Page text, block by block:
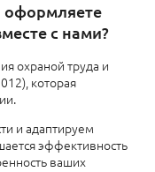
оформляете
с нами?
охраной труда и
которая
и адаптируем
эффективность
ваших